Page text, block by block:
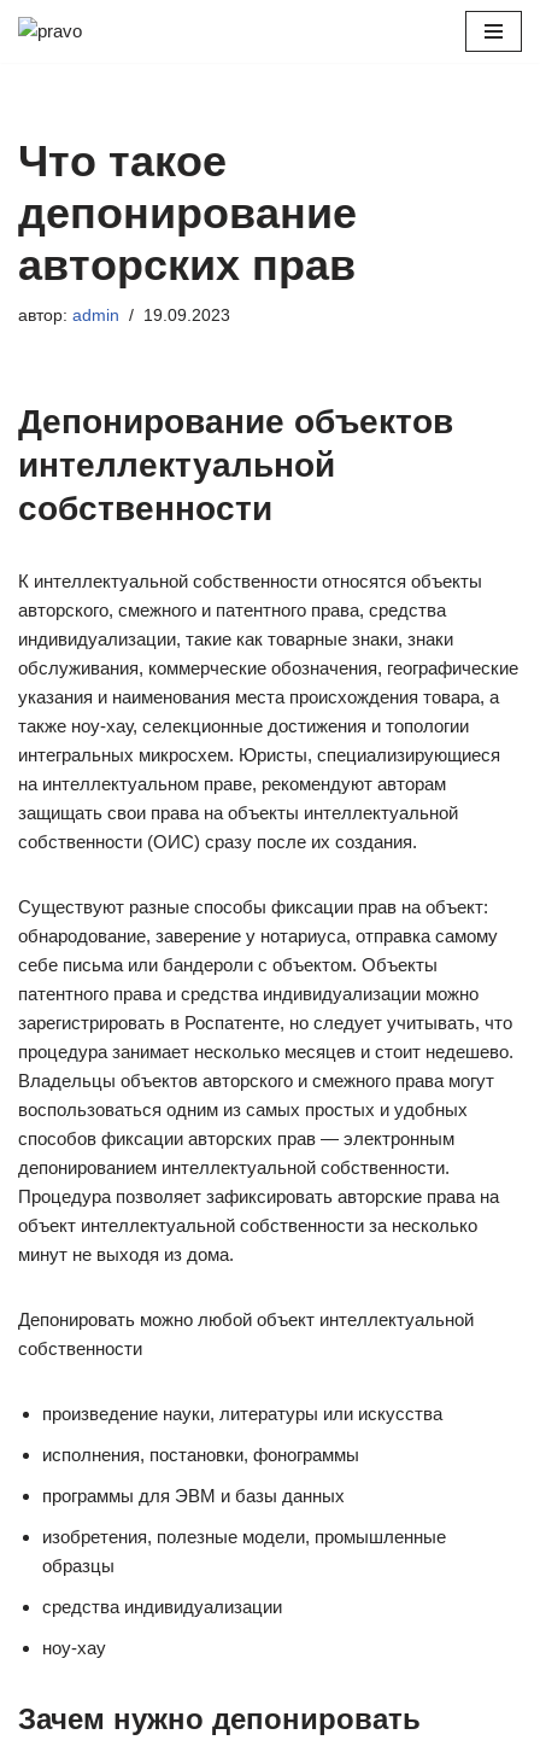
Что такое
депонирование
авторских прав
автор: admin 19.09.2023
Депонирование объектов
интеллектуальной
собственности
К интеллектуальной собственности относятся объекты
авторского, смежного и патентного права, средства
индивидуализации, такие как товарные знаки, знаки
обслуживания, коммерческие обозначения, географические
указания и наименования места происхождения товара, а
также ноу-хау, селекционные достижения и топологии
интегральных микросхем. Юристы, специализирующиеся
на интеллектуальном праве, рекомендуют авторам
защищать свои права на объекты интеллектуальной
собственности (ОИС) сразу после их создания.
Существуют разные способы фиксации прав на объект:
обнародование, заверение у нотариуса, отправка самому
себе письма или бандероли с объектом. Объекты
патентного права и средства индивидуализации можно
зарегистрировать в Роспатенте, но следует учитывать, что
процедура занимает несколько месяцев и стоит недешево.
Владельцы объектов авторского и смежного права могут
воспользоваться одним из самых простых и удобных
способов фиксации авторских прав — электронным
депонированием интеллектуальной собственности.
Процедура позволяет зафиксировать авторские права на
объект интеллектуальной собственности за несколько
минут не выходя из дома.
Депонировать можно любой объект интеллектуальной
собственности
произведение науки, литературы или искусства
исполнения, постановки, фонограммы
программы для ЭВМ и базы данных
изобретения, полезные модели, промышленные
образцы
средства индивидуализации
ноу-хау
Зачем нужно депонировать